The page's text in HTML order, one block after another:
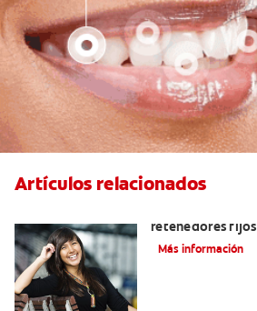
Artículos relacionados
retenedores fijos
Más información